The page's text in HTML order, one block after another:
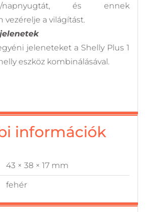
napnyugtát, és ennek
vezérelje a világítást.
jeleneteket a Shelly Plus 1
eszköz kombinálásával.
információk
43 × 38 × 17 mm
fehér